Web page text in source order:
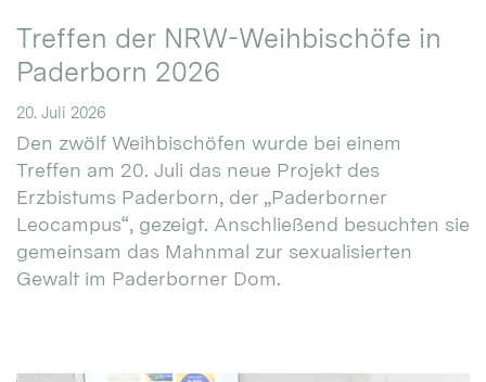
Treffen der NRW-Weihbischöfe in
Paderborn 2026
20. Juli 2026
Den zwölf Weihbischöfen wurde bei einem
Treffen am 20. Juli das neue Projekt des
Erzbistums Paderborn, der „Paderborner
Leocampus“, gezeigt. Anschließend besuchten sie
gemeinsam das Mahnmal zur sexualisierten
Gewalt im Paderborner Dom.